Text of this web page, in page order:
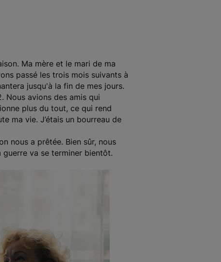
Ma mère et le mari de ma
passé les trois mois suivants à
jusqu'à la fin de mes jours.
Nous avions des amis qui
plus du tout, ce qui rend
ma vie. J’étais un bourreau de
nous a prêtée. Bien sûr, nous
va se terminer bientôt.